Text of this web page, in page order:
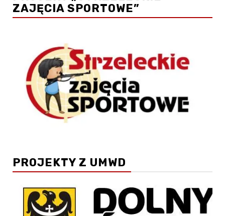
ZAJĘCIA SPORTOWE”
PROJEKTY Z UMWD